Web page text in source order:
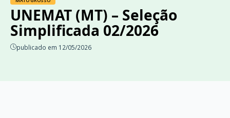
UNEMAT (MT) – Seleção
Simplificada 02/2026
publicado em 12/05/2026